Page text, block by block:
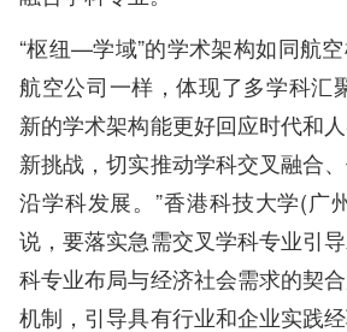
“枢纽—学域”的学术架构如同航
航空公司一样，体现了多学科汇
新的学术架构能更好回应时代和
新挑战，切实推动学科交叉融合
沿学科发展。”香港科技大学(广
说，要落实急需交叉学科专业引
科专业布局与经济社会需求的契
机制，引导具有行业和企业实践